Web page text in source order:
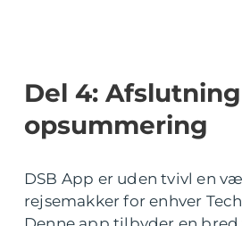
Del 4:
opsummering
DSB App er uden tvivl en
rejsemakker for enhver